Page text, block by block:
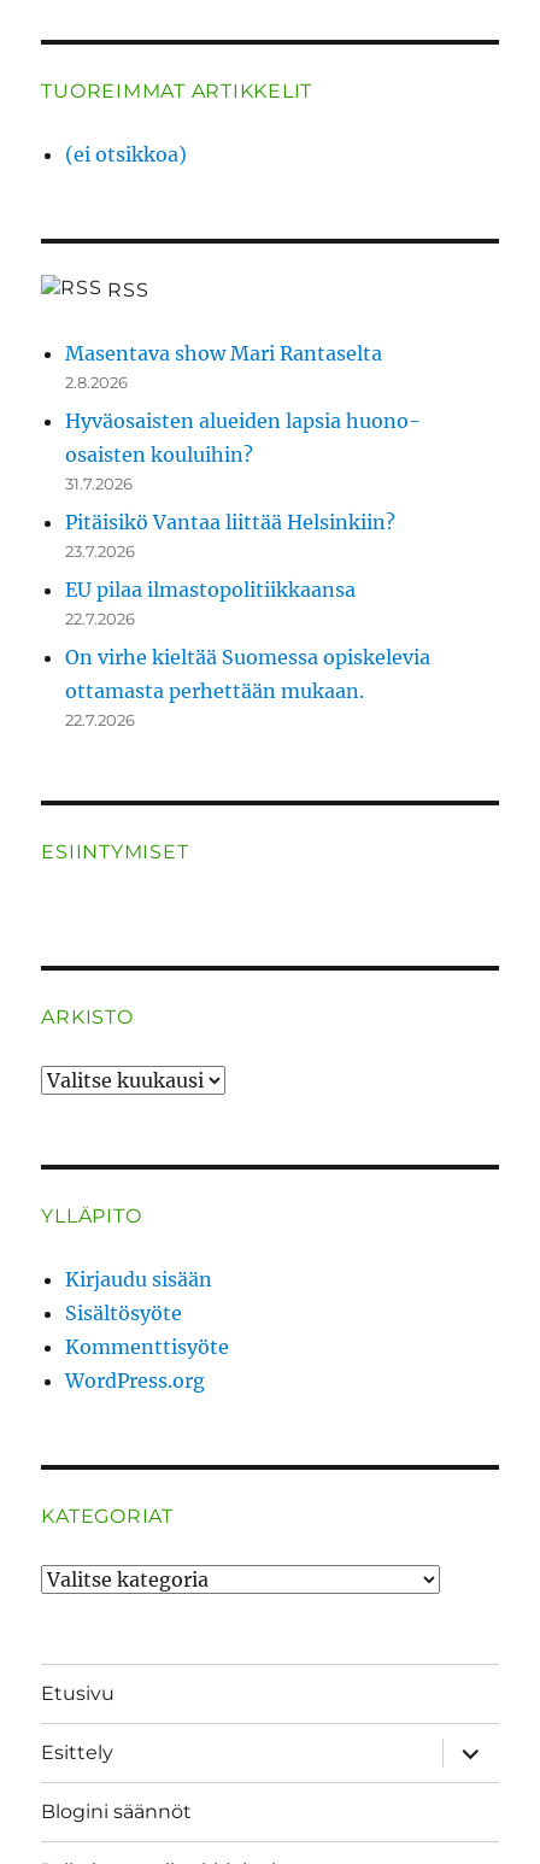
TUOREIMMAT ARTIKKELIT
(ei otsikkoa)
RSS
Masentava show Mari Rantaselta
2.8.2026
Hyväosaisten alueiden lapsia huono-
osaisten kouluihin?
31.7.2026
Pitäisikö Vantaa liittää Helsinkiin?
23.7.2026
EU pilaa ilmastopolitiikkaansa
22.7.2026
On virhe kieltää Suomessa opiskelevia
ottamasta perhettään mukaan.
22.7.2026
ESIINTYMISET
ARKISTO
ARKISTO
YLLÄPITO
Kirjaudu sisään
Sisältösyöte
Kommenttisyöte
WordPress.org
KATEGORIAT
Kategoriat
Etusivu
Esittely
näytä
Blogini säännöt